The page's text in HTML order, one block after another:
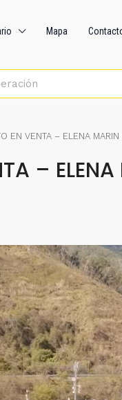
Mapa
EN VENTA – ELENA
–